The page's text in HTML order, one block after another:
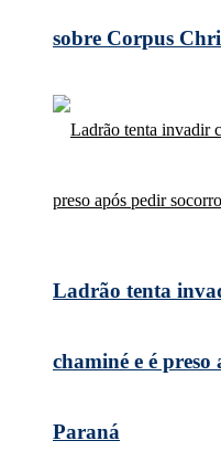
sobre Corpus
Ladrão tenta
chaminé e é
Paraná